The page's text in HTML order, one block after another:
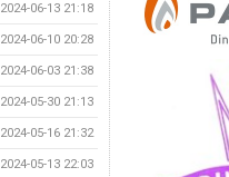
2024-06-13 21:18
2024-06-10 20:28
2024-06-03 21:38
2024-05-30 21:13
2024-05-16 21:32
2024-05-13 22:03